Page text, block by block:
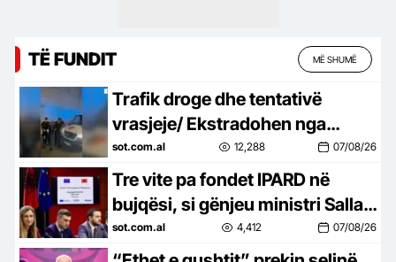
TË FUNDIT MË SHUMË
Trafik droge dhe tentativë
vrasjeje/ Ekstradohen nga
Kolumbia e Italia 2 persona të
kërkuar, mes tyre ‘kimisti’ i…
sot.com.al 12,288 07/08/26
Tre vite pa fondet IPARD në
bujqësi, si gënjeu ministri Salla,
premtoi çeljen e programit
brenda qershorit, por ende…
sot.com.al 4,412 07/08/26